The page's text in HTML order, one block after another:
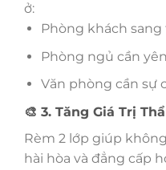
ở:
Phòng khách sang
Phòng ngủ cần
Văn phòng cần sự
🎨 3. Tăng Giá Trị
Rèm 2 lớp giúp
hài hòa và đẳng cấp